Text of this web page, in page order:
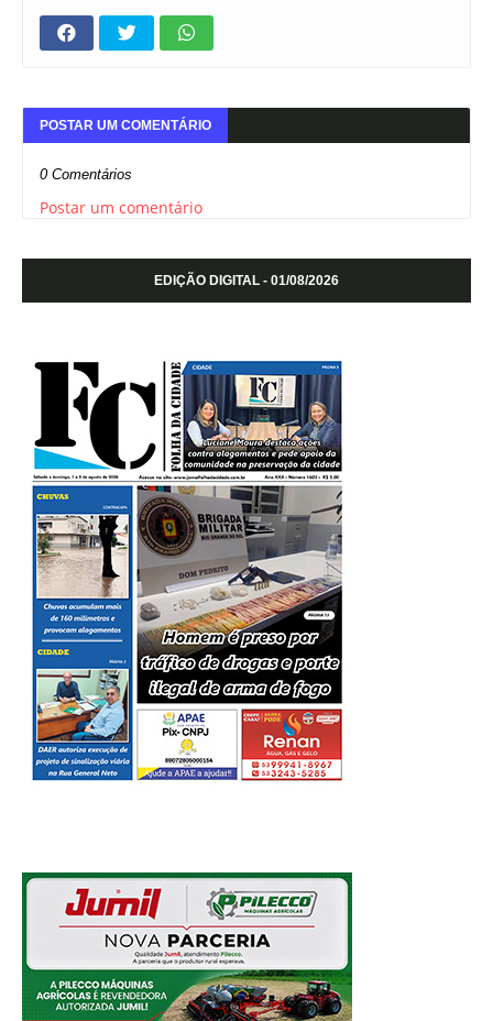
POSTAR UM COMENTÁRIO
0 Comentários
Postar um comentário
EDIÇÃO DIGITAL - 01/08/2026